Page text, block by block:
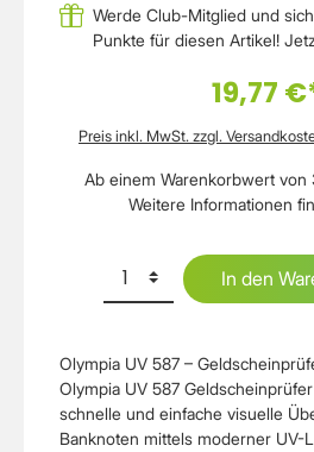
Olympia UV 587 –
Olympia UV 587
schnelle und einfache visuelle
Banknoten mittels moderner UV-
Werde Club-Mitglied und
Punkte für diesen Artikel!
19,77
Preis inkl. MwSt. zzgl.
Ab einem Warenkorbwert
Weitere Informationen
In den